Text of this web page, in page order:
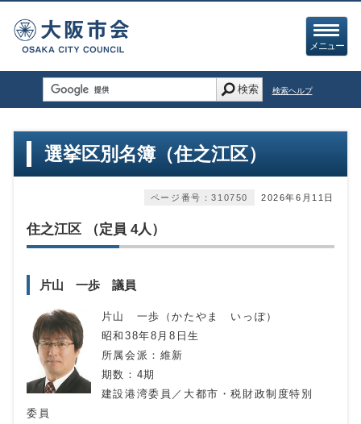
メニュー
検索 検索ヘルプ
選挙区別名簿（住之江区）
2026年6月11日
ページ番号：310750
住之江区 （定員 4人）
片山 一歩 議員
片山 一歩（かたやま いっぽ）
昭和38年8月8日生
所属会派：維新
期数：4期
建設港湾委員／大都市・税財政制度特別
委員